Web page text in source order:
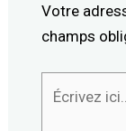
Votre
champs